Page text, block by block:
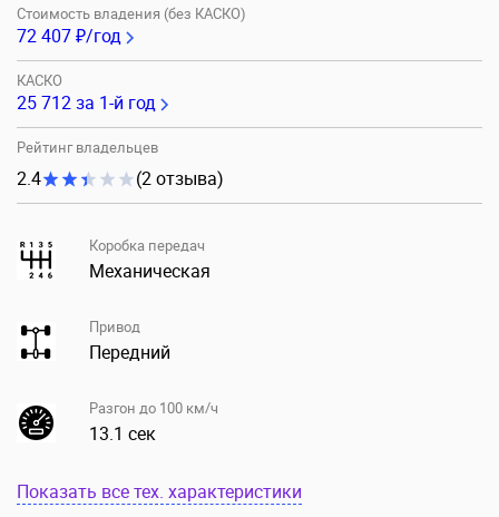
Стоимость владения (без КАСКО)
72 407 ₽/год
КАСКО
25 712за 1-й год
Рейтинг владельцев
2.4 (2 отзыва)
Коробка передач
Механическая
Привод
Передний
Разгон до 100 км/ч
13.1 сек
Показать все тех. характеристики